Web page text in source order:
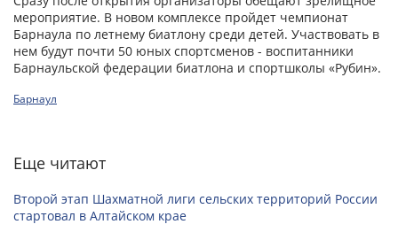
мероприятие. В новом комплексе пройдет чемпионат
Барнаула по летнему биатлону среди детей. Участвовать в
нем будут почти 50 юных спортсменов - воспитанники
Барнаульской федерации биатлона и спортшколы «Рубин».
Барнаул
Еще читают
Второй этап Шахматной лиги сельских территорий России
стартовал в Алтайском крае